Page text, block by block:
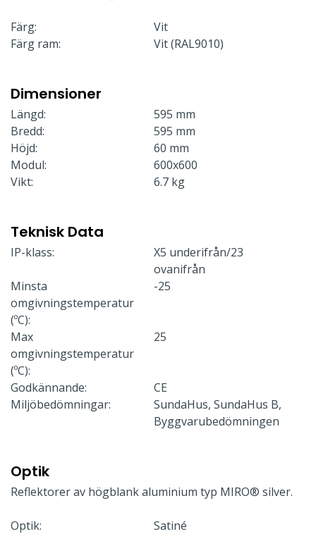
Färg:
Vit
Färg ram:
Vit (RAL9010)
Dimensioner
Längd:
595 mm
Bredd:
595 mm
Höjd:
60 mm
Modul:
600x600
Vikt:
6.7 kg
Teknisk Data
IP-klass:
X5 underifrån/23
ovanifrån
Minsta
omgivningstemperatur
(ºC):
-25
Max
omgivningstemperatur
(ºC):
25
Godkännande:
CE
Miljöbedömningar:
SundaHus, SundaHus B,
Byggvarubedömningen
Optik
Reflektorer av högblank aluminium typ MIRO® silver.
Optik: Satiné